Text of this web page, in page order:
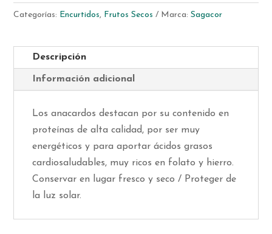
1kg
cantidad
Categorías: Encurtidos, Frutos Secos Marca:Sagacor
Descripción
Información adicional
Los anacardos destacan por su contenido en
proteínas de alta calidad, por ser muy
energéticos y para aportar ácidos grasos
cardiosaludables, muy ricos en folato y hierro.
Conservar en lugar fresco y seco / Proteger de
la luz solar.